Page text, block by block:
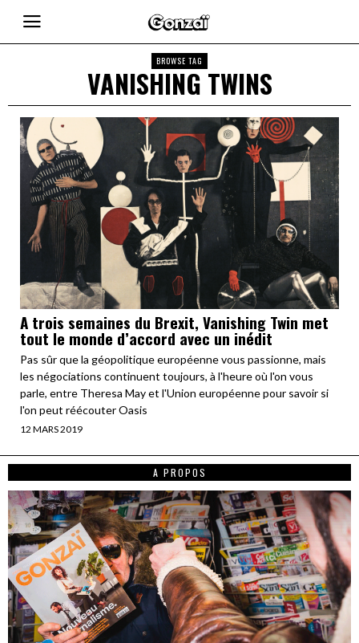
BROWSE TAG
VANISHING TWINS
A trois semaines du Brexit, Vanishing Twin met
tout le monde d’accord avec un inédit
Pas sûr que la géopolitique européenne vous passionne, mais
les négociations continuent toujours, à l'heure où l'on vous
parle, entre Theresa May et l'Union européenne pour savoir si
l'on peut réécouter Oasis
12 MARS 2019
A PROPOS